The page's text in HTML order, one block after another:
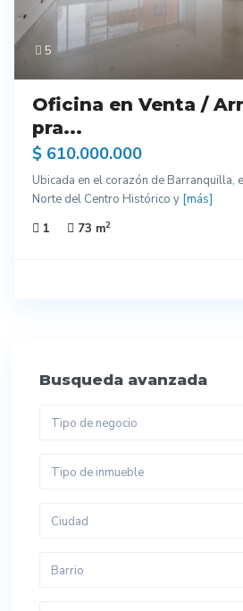
5
Oficina en Venta /
pra...
$ 610.000.000
Ubicada en el corazón de Barranquilla,
Norte del Centro Histórico y [más]
1
73 m2
Busqueda avanzada
Tipo de negocio
Tipo de inmueble
Ciudad
Barrio